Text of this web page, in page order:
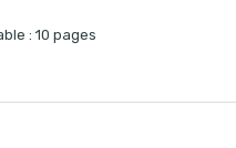
: 10 pages